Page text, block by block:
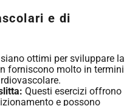
e di
ottimi per sviluppare la
forniscono molto in termini
Questi esercizi offrono
e possono